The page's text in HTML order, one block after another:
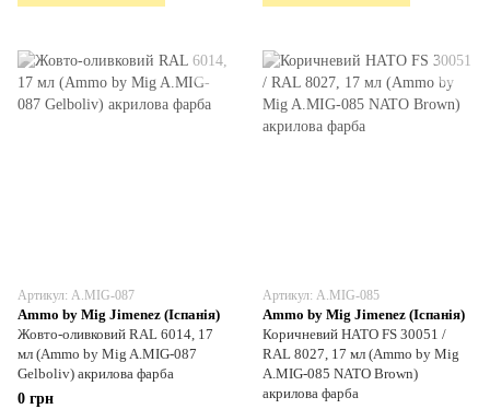
Артикул: A.MIG-087
Ammo by Mig Jimenez (Іспанія)
Жовто-оливковий RAL 6014, 17
мл (Ammo by Mig A.MIG-087
Gelboliv) акрилова фарба
0 грн
Артикул: A.MIG-085
Ammo by Mig Jimenez (Іспанія)
Коричневий НАТО FS 30051 /
RAL 8027, 17 мл (Ammo by Mig
A.MIG-085 NATO Brown)
акрилова фарба